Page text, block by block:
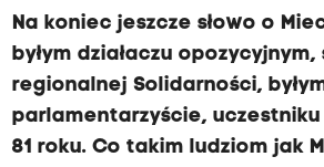
Na koniec jeszcze słowo o
byłym działaczu opozycyjnym,
regionalnej Solidarności,
parlamentarzyście,
81 roku. Co takim ludziom jak